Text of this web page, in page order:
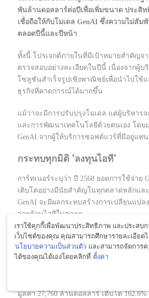
พันล้านดอลลาร์ต่อปีเพื่อเพิ่มขนาด ประสิ
เชื่อถือให้กับโมเดล GenAI ซึ่งความไม่สัม
ตลอดปีนี้และปีหน้า
ทั้งนี้ โปรเจกต์ภายในที่มีเป้าหมายสำคัญจ
ตรวจสอบอย่างละเอียดในปีนี้ เนื่องจากผู้บ
โซลูชันสำเร็จรูปเชิงพาณิชย์เพื่อนำไปใช้
ธุรกิจที่คาดการณ์ได้มากขึ้น
แม้ว่าจะมีการปรับปรุงโมเดล แต่ผู้บริหารจ
และการพัฒนาเทคโนโลยีด้วยตนเอง โด
GenAI จากผู้ให้บริการซอฟต์แวร์ที่มีอยู่แทน
กระทบทุกมิติ ‘ลงทุนไอที’
การ์ทเนอร์ระบุว่า ปี 2568 ยอดการใช้จ่าย
เติบโตอย่างมีนัยสำคัญในทุกตลาดหลักแล
GenAI จะมีผลกระทบสร้างการเปลี่ยนแปล
จ่ายด้านไอทีในตลาด
บ่งชี้ถึงอนาคตที่เทคโนโลยี AI จะกลายเป็
ดำเนินธุรกิจและพัฒนาผลิตภัณฑ์สำหรับผู้
หากแบ่งตามประเภทการคาดการณ์ล่าสุด
มี.ค.ระบุว่า มูลค่าใช้จ่าย GenAI ระดับโล
มูลค่า 27,760 ล้านดอลลาร์ เติบโต
เราใช้คุกกี้เพื่อพัฒนาประสิทธิภาพ และประสบ
เว็บไซต์ของคุณ คุณสามารถศึกษารายละเอียด
นโยบายความเป็นส่วนตัว และสามารถจัดการค
ได้ของคุณได้เองโดยคลิกที่ ตั้งค่า